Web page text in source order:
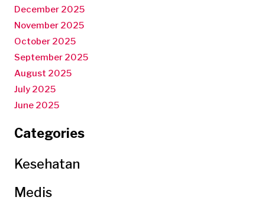
December 2025
November 2025
October 2025
September 2025
August 2025
July 2025
June 2025
Categories
Kesehatan
Medis